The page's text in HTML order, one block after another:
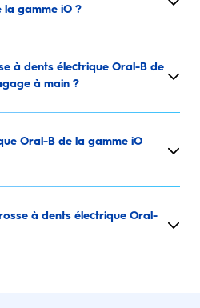
gamme iO ?
à dents électrique Oral-B de
à main ?
Oral-B de la gamme iO
à dents électrique Oral-